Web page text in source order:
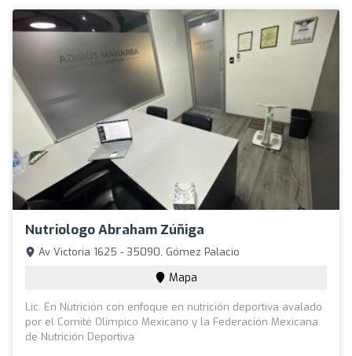
Nutriologo Abraham Zúñiga
Av Victoria 1625 - 35090, Gómez Palacio
Mapa
Lic. En Nutrición con enfoque en nutrición deportiva avalado
por el Comité Olímpico Mexicano y la Federación Mexicana
de Nutrición Deportiva